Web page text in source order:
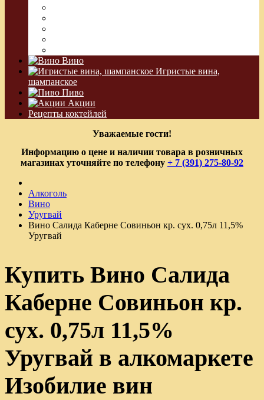
Вино
Игристые вина,
шампанское
Пиво
Акции
Рецепты коктейлей
Уважаемые гости!
Информацию о цене и наличии товара в розничных
магазинах уточняйте по телефону + 7 (391) 275-80-92
Алкоголь
Вино
Уругвай
Вино Салида Каберне Совиньон кр. сух. 0,75л 11,5%
Уругвай
Купить Вино Салида
Каберне Совиньон кр.
сух. 0,75л 11,5%
Уругвай в алкомаркете
Изобилие вин